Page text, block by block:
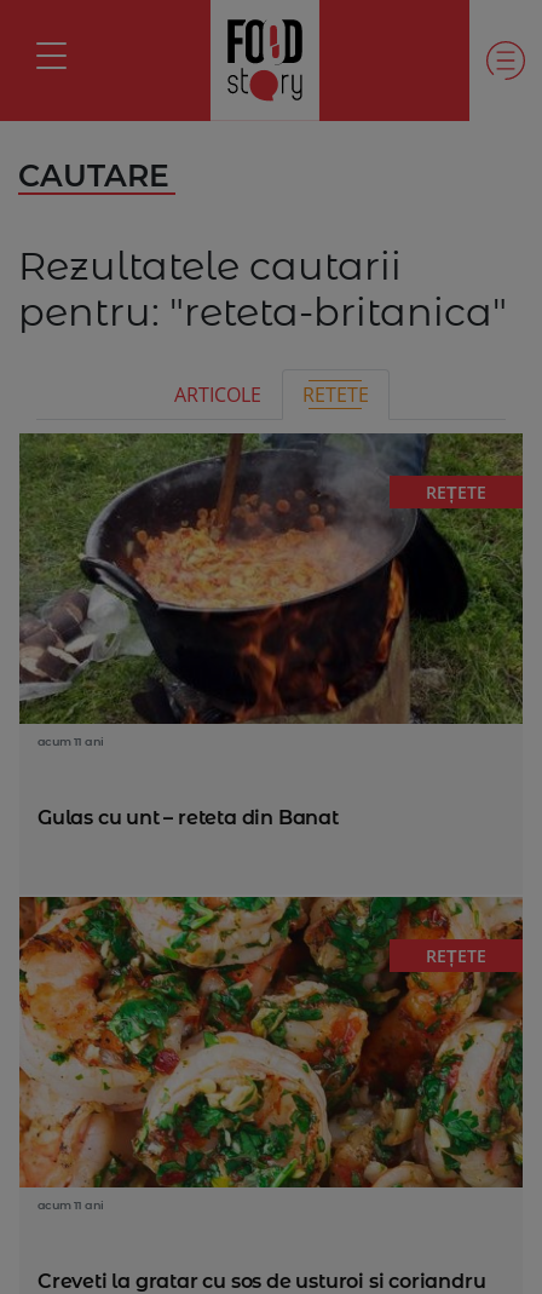
CAUTARE
Rezultatele cautarii
pentru: "reteta-britanica"
ARTICOLE RETETE
REȚETE
acum 11 ani
Gulas cu unt – reteta din Banat
REȚETE
acum 11 ani
Creveti la gratar cu sos de usturoi si coriandru